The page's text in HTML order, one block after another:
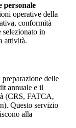
personale
operative della
conformità
in
attività.
preparazione delle
annuale e il
(CRS, FATCA,
Questo servizio
alla